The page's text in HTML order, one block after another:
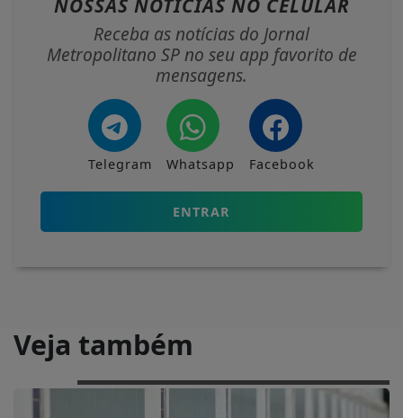
NOSSAS NOTÍCIAS NO CELULAR
Receba as notícias do Jornal
Metropolitano SP no seu app favorito de
mensagens.
Telegram Whatsapp Facebook
ENTRAR
Veja também